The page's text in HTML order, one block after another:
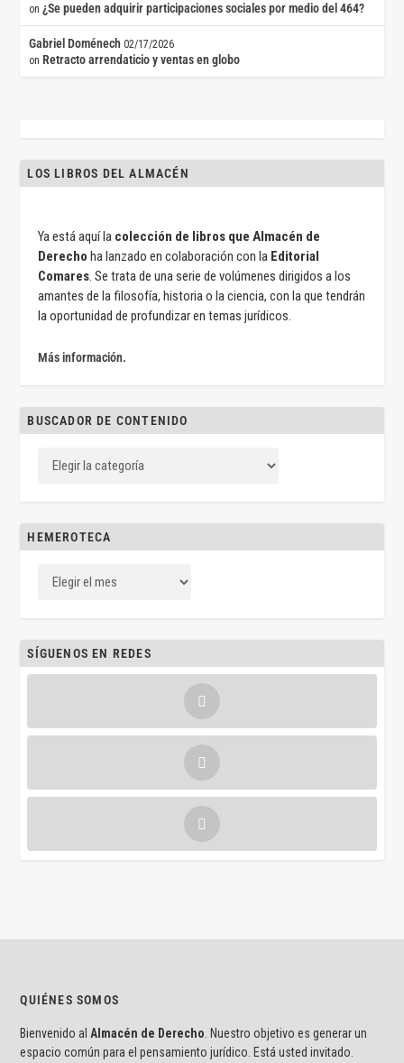
on¿Se pueden adquirir participaciones sociales por medio del 464?
Gabriel Doménech 02/17/2026
on Retracto arrendaticio y ventas en globo
LOS LIBROS DEL ALMACÉN
Ya está aquí la colección de libros que Almacén de
Derecho ha lanzado en colaboración con la Editorial
Comares. Se trata de una serie de volúmenes dirigidos a los
amantes de la filosofía, historia o la ciencia, con la que tendrán
la oportunidad de profundizar en temas jurídicos.
Más información.
BUSCADOR DE CONTENIDO
HEMEROTECA
SÍGUENOS EN REDES
QUIÉNES SOMOS
Bienvenido al Almacén de Derecho . Nuestro objetivo es generar un
espacio común para el pensamiento jurídico. Está usted invitado.